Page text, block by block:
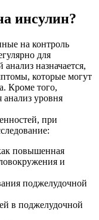
инсулин?
на контроль
для
назначается,
которые могут
Кроме того,
уровня
при
повышенная
и
поджелудочной
в поджелудочной